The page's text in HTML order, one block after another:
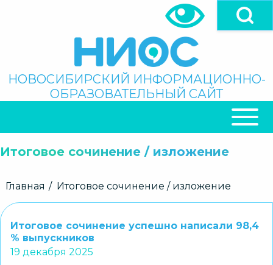
Поиск
НОВОСИБИРСКИЙ ИНФОРМАЦИОННО-
ОБРАЗОВАТЕЛЬНЫЙ САЙТ
НАВИГАЦИЯ
Итоговое сочинение / изложение
Строка
Главная Итоговое сочинение / изложение
Итоговое сочинение успешно написали 98,4
% выпускников
19 декабря 2025